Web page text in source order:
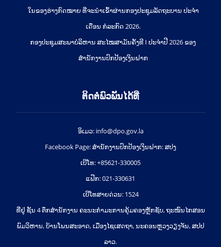
ໃນຂອງຮ່າງກົດໝາຍ ທີ່ຈະນໍາເຂົ້າຜ່ານກອງປະຊຸມລັດຖະບານ ປະຈໍາ
ເດືອນ ກໍລະກົດ 2026.
ກອງປະຊຸມສະພາບໍລິຫານ ສະໄໝສາມັນຄັ້ງທີ I ປະຈຳປີ 2026 ຂອງ
ສຳນັກງານປົກປ້ອງເງິນຝາກ
ຕິດຕໍ່ພົວພັນໄດ້ທີ່
ອິເມວ: info@dpo.gov.la
Facebook Page: ສໍານັກງານປົກປ້ອງເງິນຝາກ: ສປງ
ເບີໂທ: +85621-330005
ແຟ໊ກ: 021-330631
ເບີໂທສາຍດ່ວນ: 1524
ທີ່ຢູ່ ຊັ້ນ 4 ຕຶກສຳນັກງານ ຄະນະກຳມະການຄຸ້ມຄອງຫຼັກຊັບ, ຖະໜົນໄກສອນ
ພົມວິຫານ, ບ້ານໂພນສະອາດ, ເມືອງໄຊເສດຖາ, ນະຄອນຫຼວງວຽງຈັນ, ສປປ
ລາວ.